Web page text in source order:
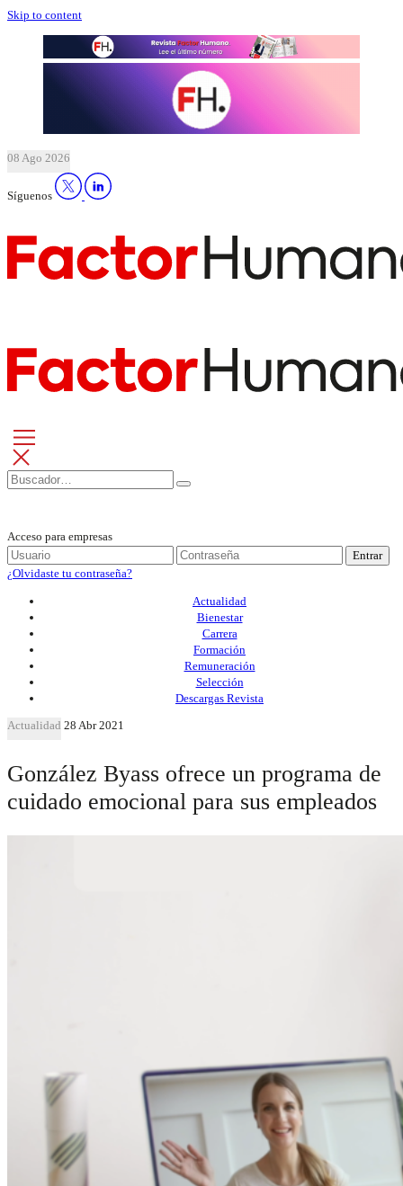
Skip to content
08 Ago 2026
Síguenos
Acceso para empresas
Entrar
¿Olvidaste tu contraseña?
Actualidad
Bienestar
Carrera
Formación
Remuneración
Selección
Descargas Revista
Actualidad 28 Abr 2021
González Byass ofrece un programa de
cuidado emocional para sus empleados